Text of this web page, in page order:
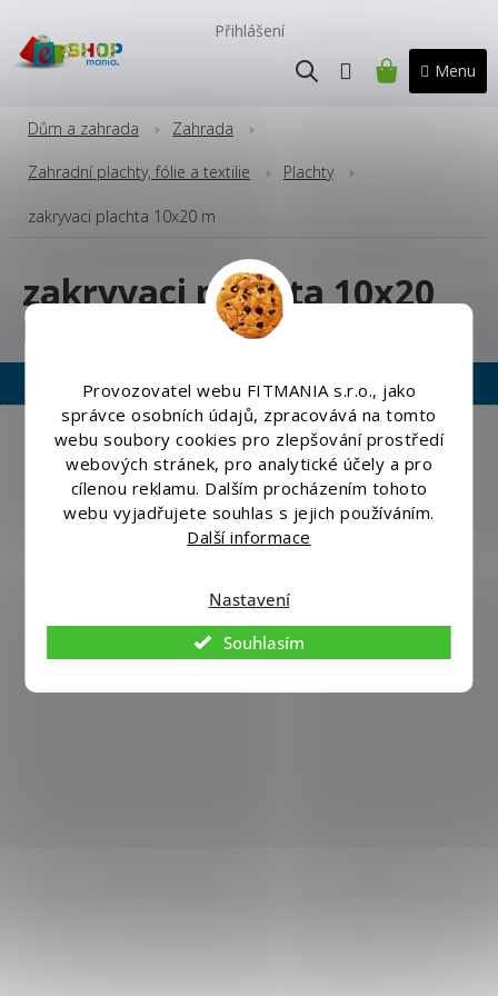
Provozovatel webu FITMANIA s.r.o., jako
správce osobních údajů, zpracovává na tomto
webu soubory cookies pro zlepšování prostředí
webových stránek, pro analytické účely a pro
cílenou reklamu. Dalším procházením tohoto
webu vyjadřujete souhlas s jejich používáním.
Další informace
Nastavení
Souhlasím
obsah
Přihlášení
NÁKUPNÍ
Dům a zahrada Zahrada
Zahradní plachty, fólie a textilie Plachty
zakryvaci plachta 10x20 m
zakryvaci plachta 10x20
m
Vytvořil Shoptet |Nakódoval eshopGuru
Copyright 2026Eshopmania.cz. Všechna práva vyhrazena.
Upravit nastavení cookies